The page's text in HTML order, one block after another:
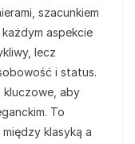
szacunkiem
aspekcie
lecz
i status.
kluczowe, aby
To
klasyką a